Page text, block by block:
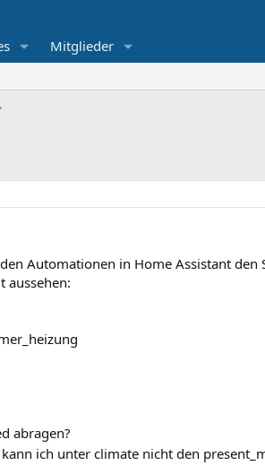
Mitglieder
Automationen in Home Assistant
aussehen:
abragen?
ich unter climate nicht den